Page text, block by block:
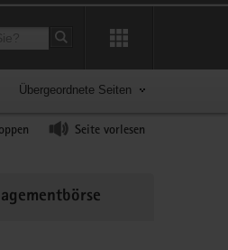
Suchbegriff
Suche starten
Übergeordnete Seiten
Seite vorlesen